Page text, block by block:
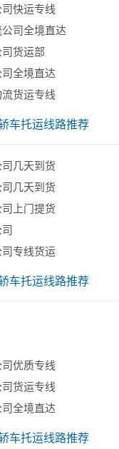
快运专线
司全境直达
货运部
全境直达
货运专线
车托运线路推荐
几天到货
几天到货
上门提货
专线货运
车托运线路推荐
优质专线
货运专线
全境直达
车托运线路推荐